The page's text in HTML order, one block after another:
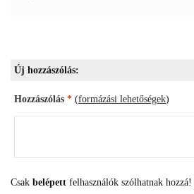
Új hozzászólás:
Hozzászólás * (formázási lehetőségek)
Csak belépett felhasználók szólhatnak hozzá!